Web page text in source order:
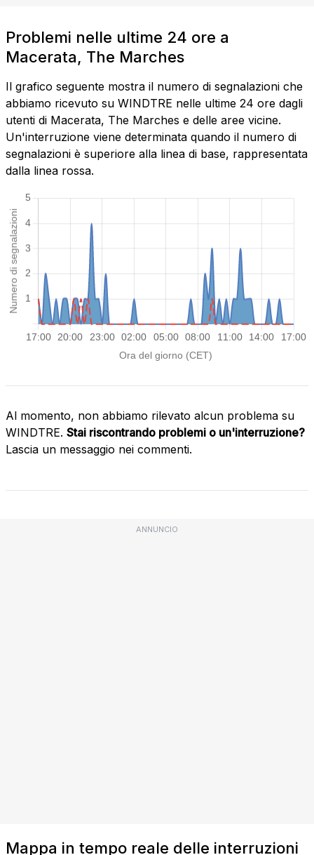
Problemi nelle ultime 24 ore a
Macerata, The Marches
Il grafico seguente mostra il numero di segnalazioni che
abbiamo ricevuto su WINDTRE nelle ultime 24 ore dagli
utenti di Macerata, The Marches e delle aree vicine.
Un'interruzione viene determinata quando il numero di
segnalazioni è superiore alla linea di base, rappresentata
dalla linea rossa.
Al momento, non abbiamo rilevato alcun problema su
WINDTRE. Stai riscontrando problemi o un'interruzione?
Lascia un messaggio nei commenti.
ANNUNCIO
Mappa in tempo reale delle interruzioni